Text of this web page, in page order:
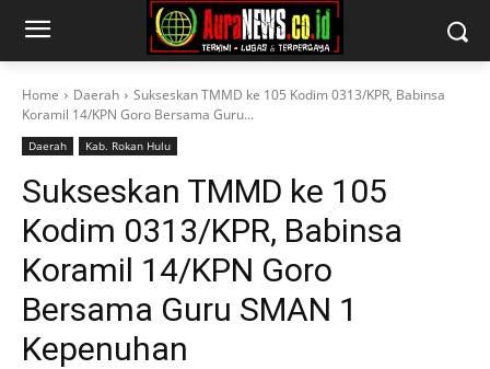
Home Daerah
Sukseskan TMMD ke 105 Kodim 0313/KPR, Babinsa
Koramil 14/KPN Goro Bersama Guru...
Daerah Kab. Rokan Hulu
Sukseskan TMMD ke 105
Kodim 0313/KPR, Babinsa
Koramil 14/KPN Goro
Bersama Guru SMAN 1
Kepenuhan